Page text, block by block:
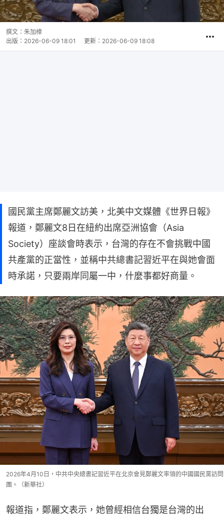
撰文： 朱加樟
出版： 2026-06-09 18:01 更新： 2026-06-09 18:08
國民黨主席鄭麗文訪美，北美中文媒體《世界日報》
報道，鄭麗文8日在紐約出席亞洲協會（Asia
Society）座談會時表示，台灣的存在不會挑戰中國
共產黨的正當性，並稱中共總書記習近平在與她會面
時承諾，只要兩岸同屬一中，什麼事都好商量。
2026年4月10日，中共中央總書記習近平在北京會見鄭麗文率領的中國國民黨訪問
團。（新華社）
報道指，鄭麗文表示，她曾經相信台獨是台灣的出